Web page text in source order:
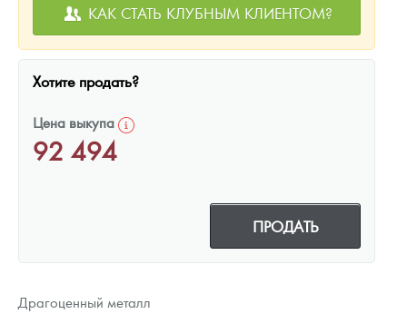
КАК СТАТЬ КЛУБНЫМ КЛИЕНТОМ?
Хотите продать?
Цена выкупа
92 494
ПРОДАТЬ
Драгоценный металл